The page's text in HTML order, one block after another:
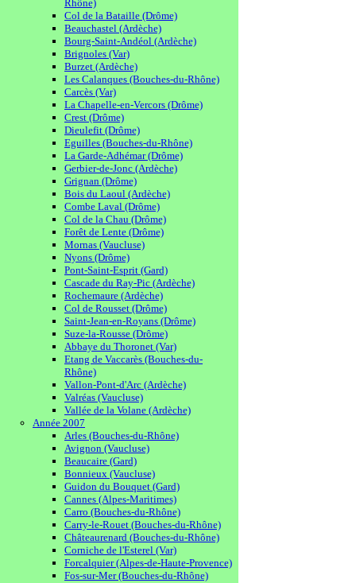
Rhône)
Col de la Bataille (Drôme)
Beauchastel (Ardèche)
Bourg-Saint-Andéol (Ardèche)
Brignoles (Var)
Burzet (Ardèche)
Les Calanques (Bouches-du-Rhône)
Carcès (Var)
La Chapelle-en-Vercors (Drôme)
Crest (Drôme)
Dieulefit (Drôme)
Eguilles (Bouches-du-Rhône)
La Garde-Adhémar (Drôme)
Gerbier-de-Jonc (Ardèche)
Grignan (Drôme)
Bois du Laoul (Ardèche)
Combe Laval (Drôme)
Col de la Chau (Drôme)
Forêt de Lente (Drôme)
Mornas (Vaucluse)
Nyons (Drôme)
Pont-Saint-Esprit (Gard)
Cascade du Ray-Pic (Ardèche)
Rochemaure (Ardèche)
Col de Rousset (Drôme)
Saint-Jean-en-Royans (Drôme)
Suze-la-Rousse (Drôme)
Abbaye du Thoronet (Var)
Etang de Vaccarès (Bouches-du-
Rhône)
Vallon-Pont-d'Arc (Ardèche)
Valréas (Vaucluse)
Vallée de la Volane (Ardèche)
Année 2007
Arles (Bouches-du-Rhône)
Avignon (Vaucluse)
Beaucaire (Gard)
Bonnieux (Vaucluse)
Guidon du Bouquet (Gard)
Cannes (Alpes-Maritimes)
Carro (Bouches-du-Rhône)
Carry-le-Rouet (Bouches-du-Rhône)
Châteaurenard (Bouches-du-Rhône)
Corniche de l'Esterel (Var)
Forcalquier (Alpes-de-Haute-Provence)
Fos-sur-Mer (Bouches-du-Rhône)